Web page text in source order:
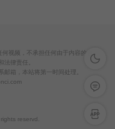
深色模
留言反
APP下
视频，不承担任何由于内容的合
法律责任。
箱，本站将第一时间处理。
reservd.